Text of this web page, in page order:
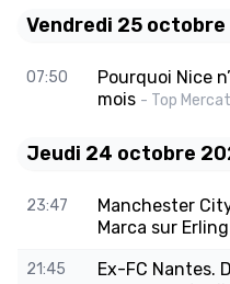
Vendredi 25
07:50
Pourquoi Nice
mois - Top
Jeudi 24 octobre
23:47
Manchester
Marca sur
21:45
Ex-FC Nantes.